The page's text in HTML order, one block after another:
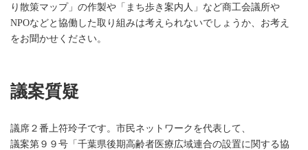
り散策マップ」の作製や「まち歩き案内人」など商工会議所や
NPOなどと協働した取り組みは考えられないでしょうか、お考え
をお聞かせください。
議案質疑
議席２番上符玲子です。市民ネットワークを代表して、
議案第９９号「千葉県後期高齢者医療広域連合の設置に関する協